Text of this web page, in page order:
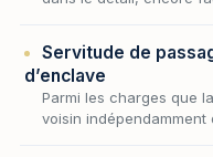
Servitude de
d’enclave
Parmi les charges que
voisin